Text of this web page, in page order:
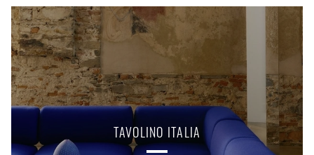
TAVOLINO ITALIA